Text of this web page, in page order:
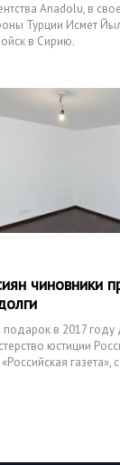
Anadolu, в
Турции Исмет
в Сирию.
чиновники
подарок в 2017
юстиции
газета»,